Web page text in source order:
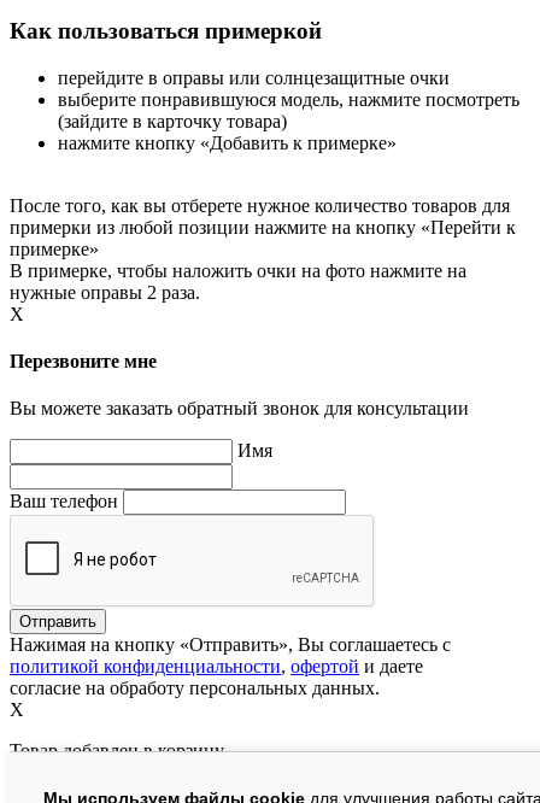
Мы используем файлы cookie для улучшения работы
Как пользоваться примеркой
перейдите в оправы или солнцезащитные очки
выберите понравившуюся модель, нажмите посмотреть
(зайдите в карточку товара)
нажмите кнопку «Добавить к примерке»
После того, как вы отберете нужное количество товаров для
примерки из любой позиции нажмите на кнопку «Перейти к
примерке»
В примерке, чтобы наложить очки на фото нажмите на
нужные оправы 2 раза.
X
Перезвоните мне
Вы можете заказать обратный звонок для консультации
Имя
Ваш телефон
Нажимая на кнопку «Отправить», Вы соглашаетесь с
политикой конфиденциальности, офертой и даете
согласие на обработу персональных данных.
X
Товар добавлен в корзину